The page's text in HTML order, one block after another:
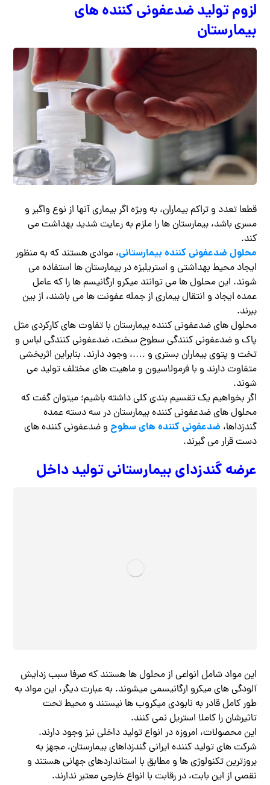
لزوم تولید ضدعفونی کننده های
بیمارستان
قطعا تعدد و تراکم بیماران، به ویژه اگر بیماری آنها از نوع واگیر و
مسری باشد، بیمارستان ها را ملزم به رعایت شدید بهداشت می
کند.
محلول ضدعفونی کننده بیمارستانی، موادی هستند که به منظور
ایجاد محیط بهداشتی و استریلیزه در بیمارستان ها استفاده می
شوند. این محلول ها می توانند میکرو ارگانیسم ها را که عامل
عمده ایجاد و انتقال بیماری از جمله عفونت ها می باشند، از بین
ببرند.
محلول های ضدعفونی کننده بیمارستان با تفاوت های کارکردی مثل
پاک و ضدعفونی کنندگی سطوح سخت، ضدعفونی کنندگی لباس و
تخت و پتوی بیماران بستری و ….، وجود دارند. بنابراین اثربخشی
متفاوت دارند و با فرمولاسیون و ماهیت های مختلف تولید می
شوند.
اگر بخواهیم یک تقسیم بندی کلی داشته باشیم؛ میتوان گفت که
محلول های ضدعفونی کننده بیمارستان در سه دسته عمده
گندزداها، ضدعفونی کننده های سطوح و ضدعفونی کننده های
دست قرار می گیرند.
عرضه گندزدای بیمارستانی تولید داخل
این مواد شامل انواعی از محلول ها هستند که صرفا سبب زدایش
آلودگی های میکرو ارگانیسمی میشوند. به عبارت دیگر، این مواد به
طور کامل قادر به نابودی میکروب ها نیستند و محیط تحت
تاثیرشان را کاملا استریل نمی کنند.
این محصولات، امروزه در انواع تولید داخلی نیز وجود دارند.
شرکت های تولید کننده ایرانی گندزداهای بیمارستان، مجهز به
بروزترین تکنولوژی ها و مطابق با استانداردهای جهانی هستند و
نقصی از این بابت، در رقابت با انواع خارجی معتبر ندارند.